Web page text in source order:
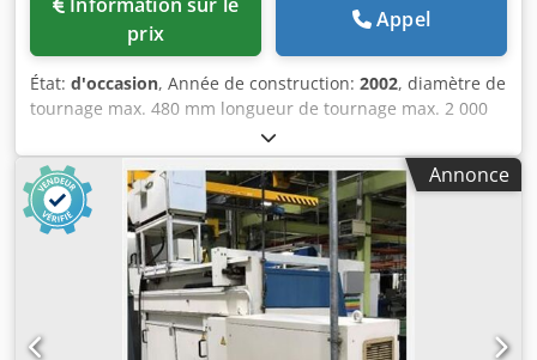
prix
Appel
État: d'occasion, Année de construction: 2002, diamètre de
tournage max. 480 mm longueur de tournage max. 2 000
mm Système de commande Siemens Sinumerik 840 D
Diamètre de pivotement maximal au-dessus du couvercle
du lit 520 mm Plage de vitesse - broche principale 7 - 2 800
min/-1 2 étapes de la vitesse Puissance d'entraînement -
broche principale 53 kW Couple max. 3 456 Nm Nez de
broche 11 DIN 55026 diamètre du mandrin 315 mm
alésage de la broche 103 mm diamètre de tige utilisable 82
mm Csdpfevy Ig Tex Abkerf Déplacement x 405 mm Course
en Z 2 049 mm diamètre de la broche 100 mm Course de la
Annonce